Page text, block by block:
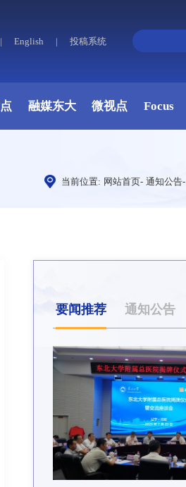
| English | 投稿系统
融媒东大 微视点 Focus
当前位置: 网站首页- 通知公告-
要闻推荐 通知公告